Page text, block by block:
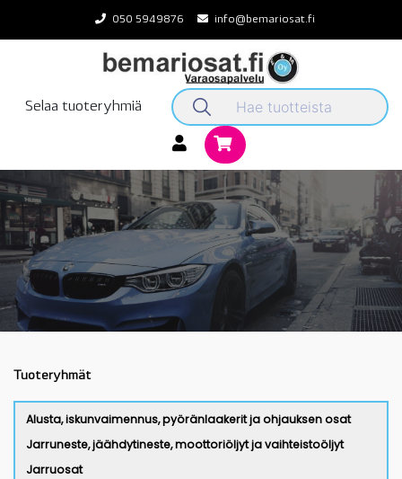
content
050 5949876 info@bemariosat.fi
Selaa tuoteryhmiä
Tuoteryhmät
Alusta, iskunvaimennus, pyöränlaakerit ja ohjauksen osat
Jarruneste, jäähdytineste, moottoriöljyt ja vaihteistoöljyt
Jarruosat